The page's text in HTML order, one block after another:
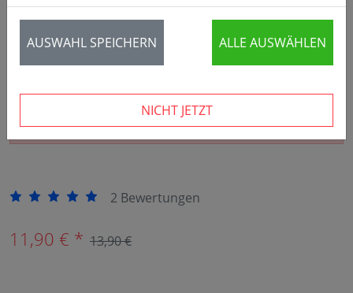
Der Artikel ist nicht mehr erhältlich.
2 Bewertungen
11,90 € * 13,90 €
AUSWAHL SPEICHERN ALLE AUSWÄHLEN
NICHT JETZT